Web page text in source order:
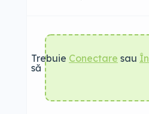
Trebuie
să
Conectare sau